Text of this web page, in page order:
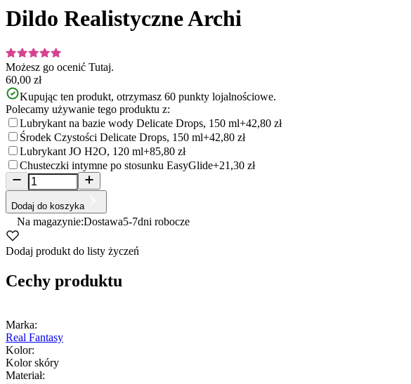
of
Dildo Realistyczne Archi
Możesz go ocenić Tutaj.
60,00 zł
Kupując ten produkt, otrzymasz 60 punkty lojalnościowe.
Polecamy używanie tego produktu z:
Lubrykant na bazie wody Delicate Drops, 150 ml+42,80 zł
Środek Czystości Delicate Drops, 150 ml+42,80 zł
Lubrykant JO H2O, 120 ml+85,80 zł
Chusteczki intymne po stosunku EasyGlide+21,30 zł
Dodaj do koszyka
Na magazynie:Dostawa5-7dni robocze
Dodaj produkt do listy życzeń
Cechy produktu
Marka:
Real Fantasy
Kolor:
Kolor skóry
Materiał: